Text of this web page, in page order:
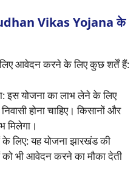
Vikas Yojana के
आवेदन करने के लिए कुछ शर्तें हैं:
इस योजना का लाभ लेने के लिए
होना चाहिए। किसानों और
मिलेगा।
के लिए: यह योजना झारखंड की
को भी आवेदन करने का मौका देती